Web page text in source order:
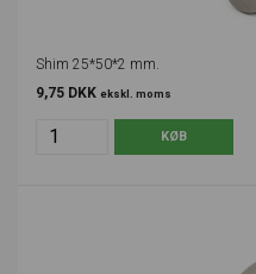
Shim 25*50*2 mm.
9,75 DKK ekskl. moms